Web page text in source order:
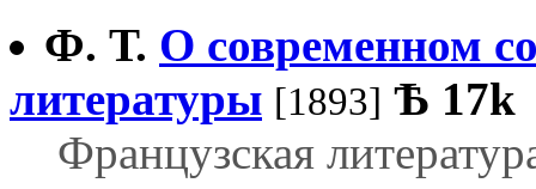
Ф. Т. О современном
литературы [1893] Ѣ 17k
Французская